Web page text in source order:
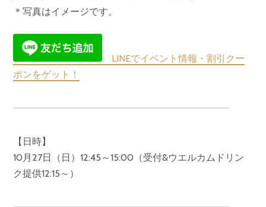
＊写真はイメージです。
LINEでイベント情報・割引クー
ポンをゲット！
【日時】
10月27日（日）12:45～15:00（受付&ウエルカムドリン
ク提供12:15～）